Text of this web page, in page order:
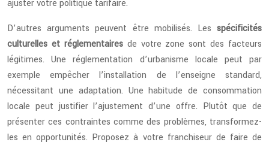
ajuster votre politique tarifaire.
D’autres arguments peuvent être mobilisés. Les spécificités
culturelles et réglementairesde votre zone sont des facteurs
légitimes. Une réglementation d’urbanisme locale peut par
exemple empêcher l’installation de l’enseigne standard,
nécessitant une adaptation. Une habitude de consommation
locale peut justifier l’ajustement d’une offre. Plutôt que de
présenter ces contraintes comme des problèmes, transformez-
les en opportunités. Proposez à votre franchiseur de faire de